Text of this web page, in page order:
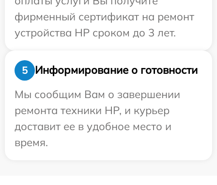
фирменный сертификат на ремонт
устройства HP сроком до 3 лет.
5
Информирование о готовности
Мы сообщим Вам о завершении
ремонта техники HP, и курьер
доставит ее в удобное место и
время.